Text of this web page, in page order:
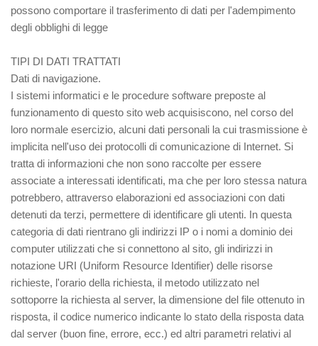
possono comportare il trasferimento di dati per l'adempimento
degli obblighi di legge
TIPI DI DATI TRATTATI
Dati di navigazione.
I sistemi informatici e le procedure software preposte al
funzionamento di questo sito web acquisiscono, nel corso del
loro normale esercizio, alcuni dati personali la cui trasmissione è
implicita nell'uso dei protocolli di comunicazione di Internet. Si
tratta di informazioni che non sono raccolte per essere
associate a interessati identificati, ma che per loro stessa natura
potrebbero, attraverso elaborazioni ed associazioni con dati
detenuti da terzi, permettere di identificare gli utenti. In questa
categoria di dati rientrano gli indirizzi IP o i nomi a dominio dei
computer utilizzati che si connettono al sito, gli indirizzi in
notazione URI (Uniform Resource Identifier) delle risorse
richieste, l'orario della richiesta, il metodo utilizzato nel
sottoporre la richiesta al server, la dimensione del file ottenuto in
risposta, il codice numerico indicante lo stato della risposta data
dal server (buon fine, errore, ecc.) ed altri parametri relativi al